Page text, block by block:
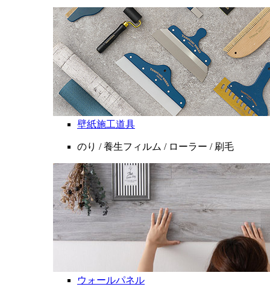
壁紙施工道具
のり / 養生フィルム / ローラー / 刷毛
ウォールパネル